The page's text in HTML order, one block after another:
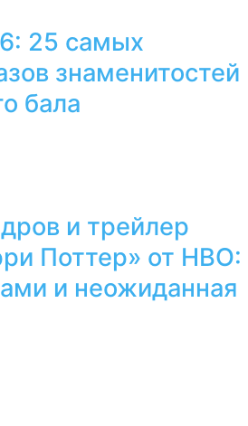
25 самых
знаменитостей
бала
и трейлер
Поттер» от HBO:
и неожиданная